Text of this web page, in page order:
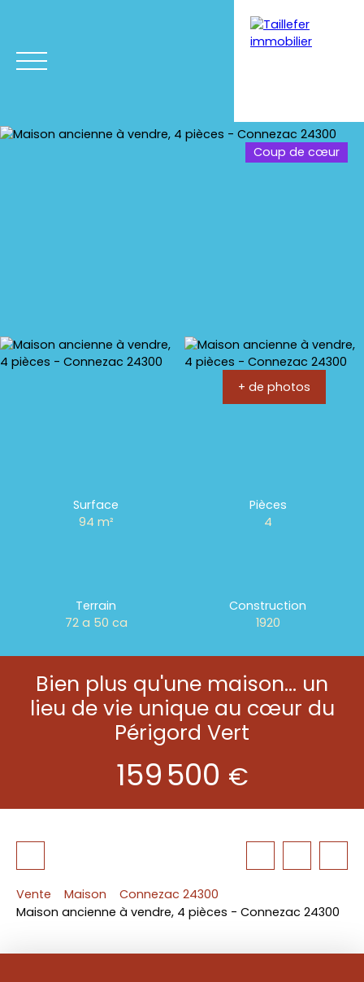
Coup de cœur
+ de photos
Surface
94 m²
Pièces
4
Terrain
72 a 50 ca
Construction
1920
Bien plus qu'une maison… un
lieu de vie unique au cœur du
Périgord Vert
159 500 €
Vente Maison
Connezac 24300
Maison ancienne à vendre, 4 pièces - Connezac 24300